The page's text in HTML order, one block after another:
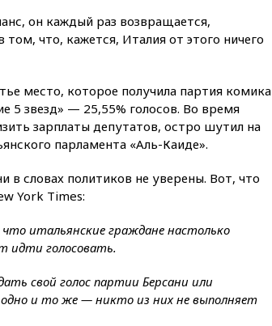
финансировании
экстремизма
строительство бального зала в
Белом доме
вчера, 20:15 Сенат США
одобрил ужесточение
Ирана
Гордеевой о фейках о ВС
России
нейтральный статус
фигуристкам Валиевой и
он каждый раз возвращается,
что, кажется, Италия от этого ничего
место, которое получила партия комика
5 звезд» — 25,55% голосов. Во время
зарплаты депутатов, остро шутил на
парламента «Аль-Каиде».
словах политиков не уверены. Вот, что
York Times:
итальянские граждане настолько
идти голосовать.
свой голос партии Берсани или
и то же — никто из них не выполняет